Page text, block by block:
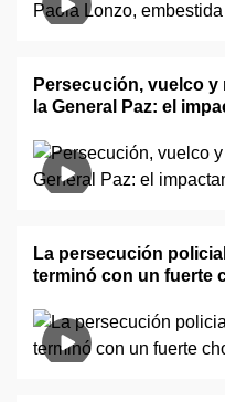
Persecución, vuelco y
la General Paz: el
La persecución
terminó con un fuerte